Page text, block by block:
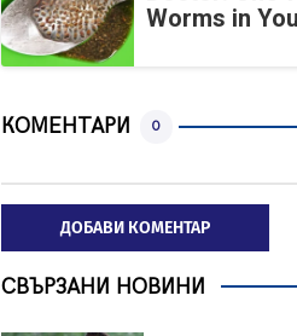
Worms in
КОМЕНТАРИ 0
ДОБАВИ КОМЕНТАР
СВЪРЗАНИ НОВИНИ